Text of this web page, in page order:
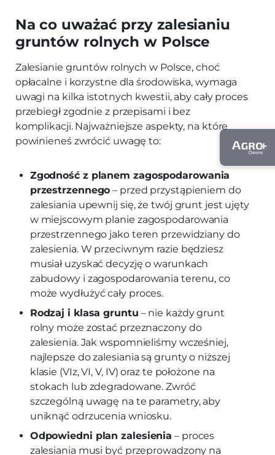
Na co uważać przy zalesianiu
gruntów rolnych w Polsce
Zalesianie gruntów rolnych w Polsce, choć
opłacalne i korzystne dla środowiska, wymaga
uwagi na kilka istotnych kwestii, aby cały proces
przebiegł zgodnie z przepisami i bez
komplikacji. Najważniejsze aspekty, na które
powinieneś zwrócić uwagę to:
Zgodność z planem zagospodarowania
przestrzennego – przed przystąpieniem do
zalesiania upewnij się, że twój grunt jest ujęty
w miejscowym planie zagospodarowania
przestrzennego jako teren przewidziany do
zalesienia. W przeciwnym razie będziesz
musiał uzyskać decyzję o warunkach
zabudowy i zagospodarowania terenu, co
może wydłużyć cały proces.
Rodzaj i klasa gruntu – nie każdy grunt
rolny może zostać przeznaczony do
zalesienia. Jak wspomnieliśmy wcześniej,
najlepsze do zalesiania są grunty o niższej
klasie (VIz, VI, V, IV) oraz te położone na
stokach lub zdegradowane. Zwróć
szczególną uwagę na te parametry, aby
uniknąć odrzucenia wniosku.
Odpowiedni plan zalesienia – proces
zalesiania musi być przeprowadzony na